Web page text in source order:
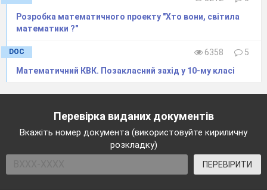
народження нашої держави.
(24*8*1991=38
2). Обчислити: 1+2+3+…+98+99+100 .
Відповідь: 5050
3) 2 + 2 + 2 + … + 2 + 600
Розробка математичного проекту "Хто вони, світила
математики ?"
DOC 6358
5
Математичний КВК. Позакласний захід у 10-му класі
Перевірка виданих документів
Вкажіть номер документа (використовуйте кириличну
розкладку)
ПЕРЕВІРИТИ